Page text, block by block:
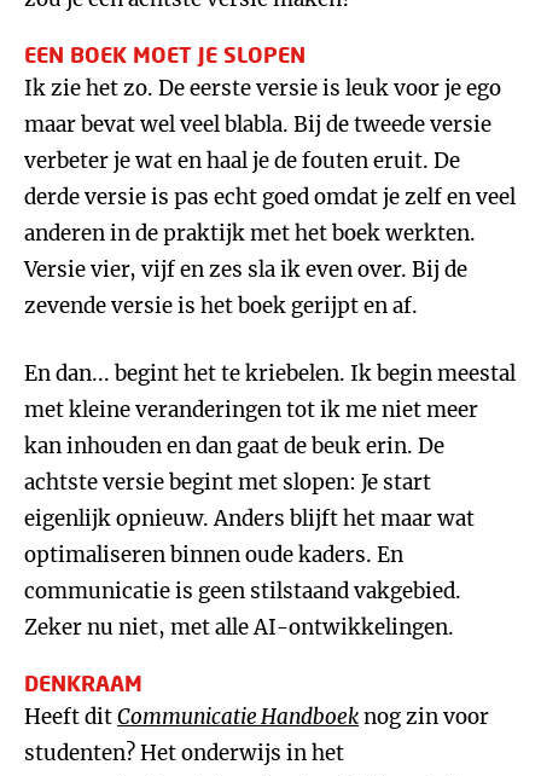
EEN BOEK MOET JE SLOPEN
Ik zie het zo. De eerste versie is leuk voor je ego
maar bevat wel veel blabla. Bij de tweede versie
verbeter je wat en haal je de fouten eruit. De
derde versie is pas echt goed omdat je zelf en veel
anderen in de praktijk met het boek werkten.
Versie vier, vijf en zes sla ik even over. Bij de
zevende versie is het boek gerijpt en af.
En dan... begint het te kriebelen. Ik begin meestal
met kleine veranderingen tot ik me niet meer
kan inhouden en dan gaat de beuk erin. De
achtste versie begint met slopen: Je start
eigenlijk opnieuw. Anders blijft het maar wat
optimaliseren binnen oude kaders. En
communicatie is geen stilstaand vakgebied.
Zeker nu niet, met alle AI-ontwikkelingen.
DENKRAAM
Heeft ditCommunicatie Handboeknog zin voor
studenten? Het onderwijs in het